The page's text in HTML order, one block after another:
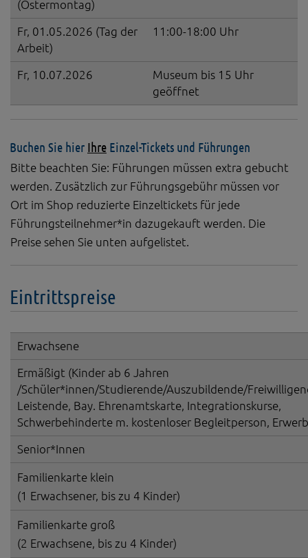
Diese Website nutzt Matomo Analytics für die Auswertung der
ausschließlich auf unseren eigenen Servern gespeichert. Eine
Übertragung an Dritte erfolgt nicht. Wir verwenden die Funktion
AnonymizeIP zur Anonymisierung Ihrer IP-Adresse, so dass diese gekürzt
werden kann.
YouTube / Vimeo
bewirkt laut YouTube, dass YouTube keine Informationen über die
Besucher auf dieser Website speichert, bevor diese sich das Video
ansehen.
Eingebundene Inhalte
Optional sind externe Inhalte auf den Seiten dieser Website
eingebunden. Das können Kartendienste wie z.B. Google Maps sein
oder auch Anwendungen einer externen Website.
(Ostermontag)
Fr, 01.05.2026 (Tag der
Arbeit)
11:00-18:00 Uhr
Fr, 10.07.2026
Museum bis 15 Uhr
geöffnet
Buchen Sie hier Ihre Einzel-Tickets und Führungen
Bitte beachten Sie: Führungen müssen extra gebucht
werden. Zusätzlich zur Führungsgebühr müssen vor
Ort im Shop reduzierte Einzeltickets für jede
Führungsteilnehmer*in dazugekauft werden. Die
Preise sehen Sie unten aufgelistet.
Eintrittspreise
Erwachsene
Ermäßigt (Kinder ab 6 Jahren
/Schüler*innen/Studierende/Auszubildende/
Leistende, Bay. Ehrenamtskarte, Integrationskurse,
Schwerbehinderte m. kostenloser Begleitperson,
Senior*Innen
Familienkarte klein
(1 Erwachsener, bis zu 4 Kinder)
Familienkarte groß
(2 Erwachsene, bis zu 4 Kinder)